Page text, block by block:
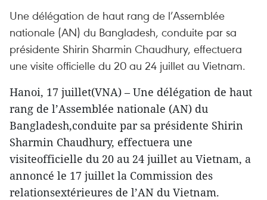
Une délégation de haut rang de l’Assemblée
nationale (AN) du Bangladesh, conduite par sa
présidente Shirin Sharmin Chaudhury, effectuera
une visite officielle du 20 au 24 juillet au Vietnam.
Hanoi, 17 juillet(VNA) – Une délégation de haut
rang de l’Assemblée nationale (AN) du
Bangladesh,conduite par sa présidente Shirin
Sharmin Chaudhury, effectuera une
visiteofficielle du 20 au 24 juillet au Vietnam, a
annoncé le 17 juillet la Commission des
relationsextérieures de l’AN du Vietnam.